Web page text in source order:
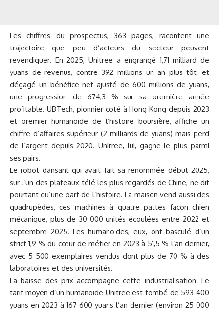
Les chiffres du prospectus, 363 pages, racontent une
trajectoire que peu d’acteurs du secteur peuvent
revendiquer. En 2025, Unitree a engrangé 1,71 milliard de
yuans de revenus, contre 392 millions un an plus tôt, et
dégagé un bénéfice net ajusté de 600 millions de yuans,
une progression de 674,3 % sur sa première année
profitable. UBTech, pionnier coté à Hong Kong depuis 2023
et premier humanoïde de l’histoire boursière, affiche un
chiffre d’affaires supérieur (2 milliards de yuans) mais perd
de l’argent depuis 2020. Unitree, lui, gagne le plus parmi
ses pairs.
Le robot dansant qui avait fait sa renommée début 2025,
sur l’un des plateaux télé les plus regardés de Chine, ne dit
pourtant qu’une part de l’histoire. La maison vend aussi des
quadrupèdes, ces machines à quatre pattes façon chien
mécanique, plus de 30 000 unités écoulées entre 2022 et
septembre 2025. Les humanoïdes, eux, ont basculé d’un
strict 1,9 % du cœur de métier en 2023 à 51,5 % l’an dernier,
avec 5 500 exemplaires vendus dont plus de 70 % à des
laboratoires et des universités.
La baisse des prix accompagne cette industrialisation. Le
tarif moyen d’un humanoïde Unitree est tombé de 593 400
yuans en 2023 à 167 600 yuans l’an dernier (environ 25 000